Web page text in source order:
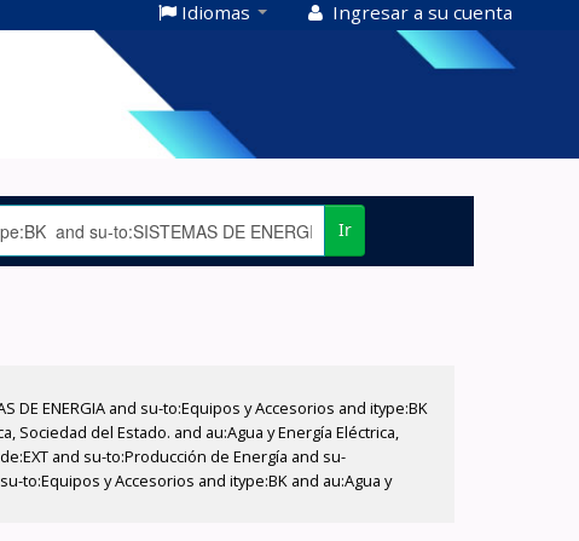
Idiomas Ingresar a su cuenta
Ir
ENERGIA and su-to:Equipos y Accesorios and itype:BK
Sociedad del Estado. and au:Agua y Energía Eléctrica,
and su-to:Producción de Energía and su-
to:Equipos y Accesorios and itype:BK and au:Agua y